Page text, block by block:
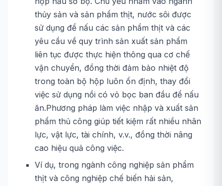
thủy sản và sản phẩm thịt, nước sôi được
sử dụng để nấu các sản phẩm thịt và các
yêu cầu về quy trình sản xuất sản phẩm
liên tục được thực hiện thông qua cơ chế
vận chuyển, đồng thời đảm bảo nhiệt độ
trong toàn bộ hộp luôn ổn định, thay đổi
việc sử dụng nồi có vỏ bọc ban đầu để nấu
ăn.Phương pháp làm việc nhập và xuất sản
phẩm thủ công giúp tiết kiệm rất nhiều nhân
lực, vật lực, tài chính, v.v., đồng thời nâng
cao hiệu quả công việc.
Ví dụ, trong ngành công nghiệp sản phẩm
thịt và công nghiệp chế biến hải sản,